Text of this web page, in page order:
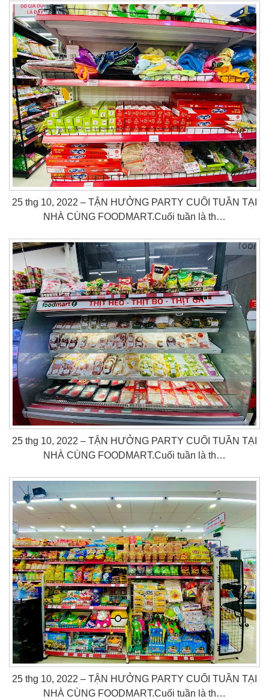
25 thg 10, 2022 – TẬN HƯỞNG PARTY CUỐI TUẦN TẠI
NHÀ CÙNG FOODMART.Cuối tuần là th…
25 thg 10, 2022 – TẬN HƯỞNG PARTY CUỐI TUẦN TẠI
NHÀ CÙNG FOODMART.Cuối tuần là th…
25 thg 10, 2022 – TẬN HƯỞNG PARTY CUỐI TUẦN TẠI
NHÀ CÙNG FOODMART.Cuối tuần là th…